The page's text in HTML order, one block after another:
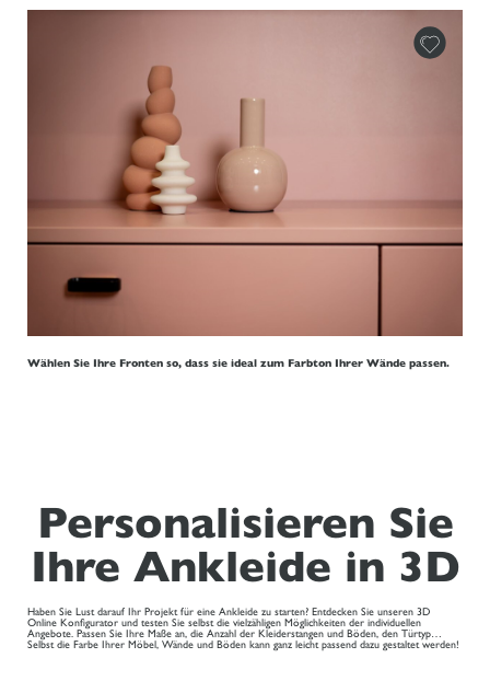
Wählen Sie Ihre Fronten so, dass sie ideal zum Farbton Ihrer Wände passen.
Personalisieren Sie
Ihre Ankleide in 3D
Haben Sie Lust darauf Ihr Projekt für eine Ankleide zu starten? Entdecken Sie unseren 3D
Online Konfigurator und testen Sie selbst die vielzähligen Möglichkeiten der individuellen
Angebote. Passen Sie Ihre Maße an, die Anzahl der Kleiderstangen und Böden, den Türtyp…
Selbst die Farbe Ihrer Möbel, Wände und Böden kann ganz leicht passend dazu gestaltet werden!